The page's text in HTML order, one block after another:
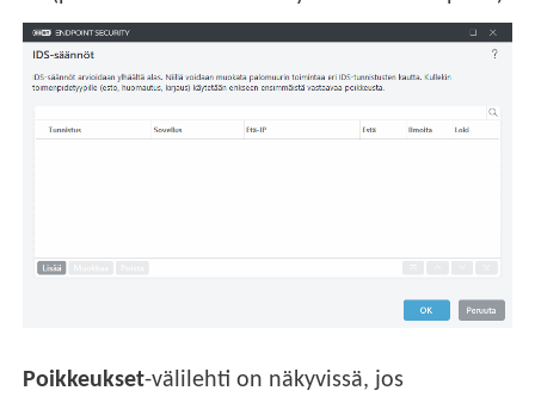
Poikkeukset-välilehti on näkyvissä, jos